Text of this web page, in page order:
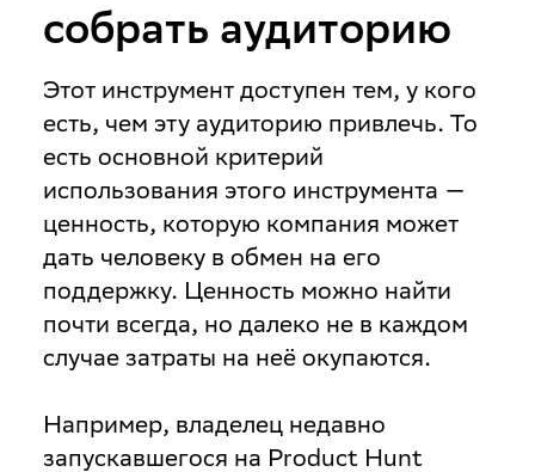
собрать аудиторию
Этот инструмент доступен тем, у кого
есть, чем эту аудиторию привлечь. То
есть основной критерий
использования этого инструмента —
ценность, которую компания может
дать человеку в обмен на его
поддержку. Ценность можно найти
почти всегда, но далеко не в каждом
случае затраты на неё окупаются.
Например, владелец недавно
запускавшегося на Product Hunt